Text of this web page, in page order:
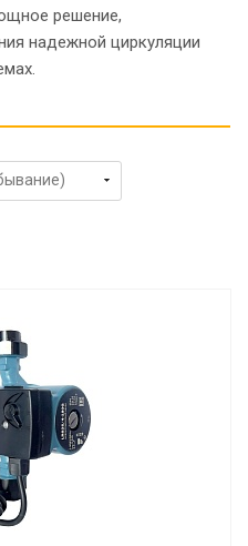
решение,
надежной циркуляции